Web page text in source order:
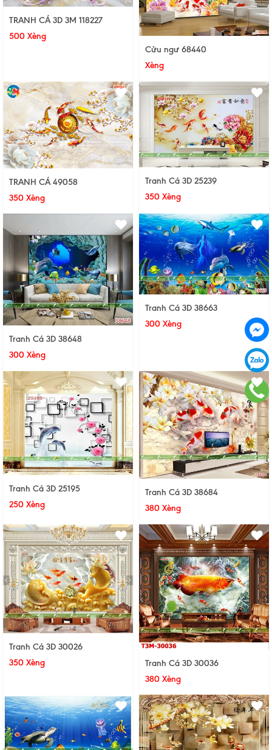
TRANH CÁ 3D 3M 118227
500 Xèng
Cửu ngư 68440
Xèng
TRANH CÁ 49058
350 Xèng
Tranh Cá 3D 25239
350 Xèng
Tranh Cá 3D 38648
300 Xèng
Tranh Cá 3D 38663
300 Xèng
Tranh Cá 3D 25195
250 Xèng
Tranh Cá 3D 38684
380 Xèng
Tranh Cá 3D 30026
350 Xèng
Tranh Cá 3D 30036
380 Xèng